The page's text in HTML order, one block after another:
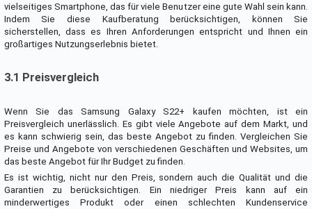
vielseitiges Smartphone, das für viele Benutzer eine gute Wahl sein kann.
Indem Sie diese Kaufberatung berücksichtigen, können Sie
sicherstellen, dass es Ihren Anforderungen entspricht und Ihnen ein
großartiges Nutzungserlebnis bietet.
3.1 Preisvergleich
Wenn Sie das Samsung Galaxy S22+ kaufen möchten, ist ein
Preisvergleich unerlässlich. Es gibt viele Angebote auf dem Markt, und
es kann schwierig sein, das beste Angebot zu finden. Vergleichen Sie
Preise und Angebote von verschiedenen Geschäften und Websites, um
das beste Angebot für Ihr Budget zu finden.
Es ist wichtig, nicht nur den Preis, sondern auch die Qualität und die
Garantien zu berücksichtigen. Ein niedriger Preis kann auf ein
minderwertiges Produkt oder einen schlechten Kundenservice